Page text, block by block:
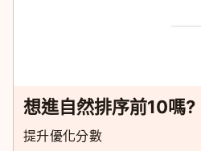
想進自然排序前10嗎?
提升優化分數